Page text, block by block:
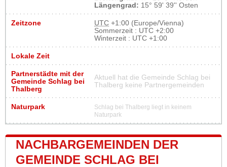
Längengrad: 15° 59' 39'' Osten
Zeitzone UTC +1:00 (Europe/Vienna)
Sommerzeit : UTC +2:00
Winterzeit : UTC +1:00
Lokale Zeit
Partnerstädte mit der
Gemeinde Schlag bei
Thalberg
Aktuell hat die Gemeinde Schlag bei
Thalberg keine Partnergemeinden
Naturpark
Schlag bei Thalberg liegt in keinem
Naturpark
NACHBARGEMEINDEN DER
GEMEINDE SCHLAG BEI